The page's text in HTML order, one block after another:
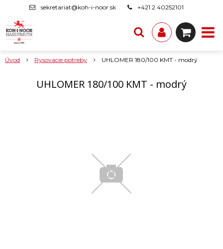
sekretariat@koh-i-noor.sk +421 2 40252101
Úvod Rysovacie potreby UHLOMER 180/100 KMT - modrý
UHLOMER 180/100 KMT - modrý